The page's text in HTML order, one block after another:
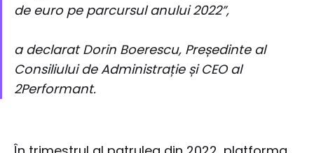
de euro pe parcursul anului 2022”,
a declarat Dorin Boerescu, Președinte al
Consiliului de Administrație și CEO al
2Performant.